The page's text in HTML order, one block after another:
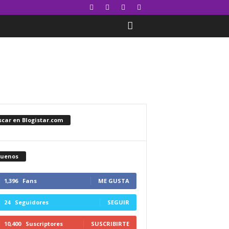
en Blogistar.com
1,396 Fans ME GUSTA
24 Seguidores SEGUIR
10,400 Suscriptores SUSCRIBIRTE